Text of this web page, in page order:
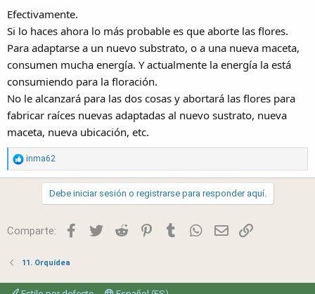
Efectivamente.
Si lo haces ahora lo más probable es que aborte las flores.
Para adaptarse a un nuevo substrato, o a una nueva maceta,
consumen mucha energía. Y actualmente la energía la está
consumiendo para la floración.
No le alcanzará para las dos cosas y abortará las flores para
fabricar raíces nuevas adaptadas al nuevo sustrato, nueva
maceta, nueva ubicación, etc.
R
e
o
s
inma62
Debe iniciar sesión o registrarse para responder aquí.
Comparte: Facebook
Twitter Reddit Pinterest
Tumblr WhatsApp
Email
11. Orquídea